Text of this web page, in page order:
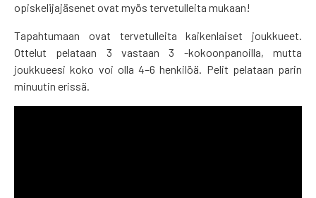
opiskelijajäsenet ovat myös tervetulleita mukaan!
Tapahtumaan ovat tervetulleita kaikenlaiset joukkueet.
Ottelut pelataan 3 vastaan 3 -kokoonpanoilla, mutta
joukkueesi koko voi olla 4–6 henkilöä. Pelit pelataan parin
minuutin erissä.